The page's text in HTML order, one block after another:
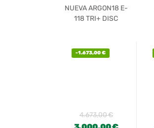
NUEVA ARGON18 E-
118 TRI+ DISC
-1.673,00€
4.673,00€